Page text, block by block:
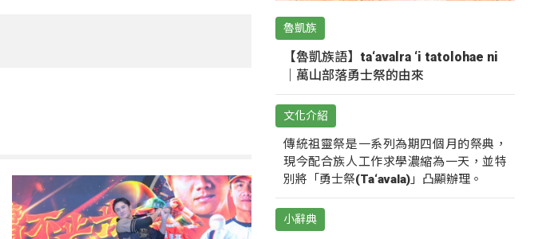
魯凱族
【魯凱族語】ta‘avalra ‘i tatolohae ni
｜萬山部落勇士祭的由來
文化介紹
傳統祖靈祭是一系列為期四個月的祭典，
現今配合族人工作求學濃縮為一天，並特
別將「勇士祭(Ta‘avala)」凸顯辦理。
小辭典